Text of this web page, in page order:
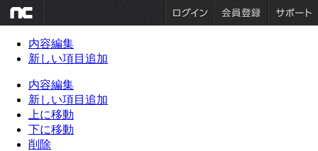
内容編集
新しい項目追加
内容編集
新しい項目追加
上に移動
下に移動
削除